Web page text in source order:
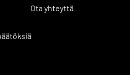
Ota yhteyttä